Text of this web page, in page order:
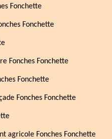
Fonchette
Fonchette
Fonches Fonchette
Fonchette
Fonches Fonchette
agricole Fonches Fonchette